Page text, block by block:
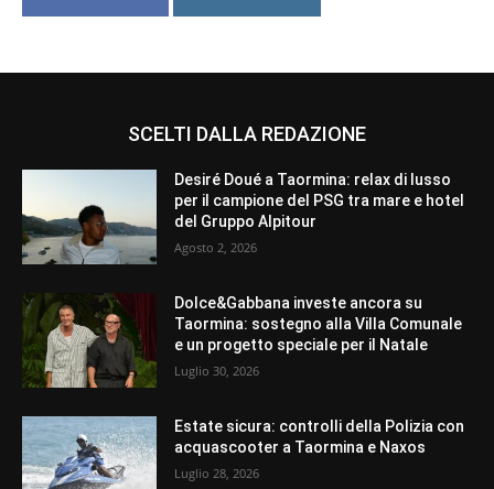
SCELTI DALLA REDAZIONE
Desiré Doué a Taormina: relax di lusso
per il campione del PSG tra mare e hotel
del Gruppo Alpitour
Agosto 2, 2026
Dolce&Gabbana investe ancora su
Taormina: sostegno alla Villa Comunale
e un progetto speciale per il Natale
Luglio 30, 2026
Estate sicura: controlli della Polizia con
acquascooter a Taormina e Naxos
Luglio 28, 2026